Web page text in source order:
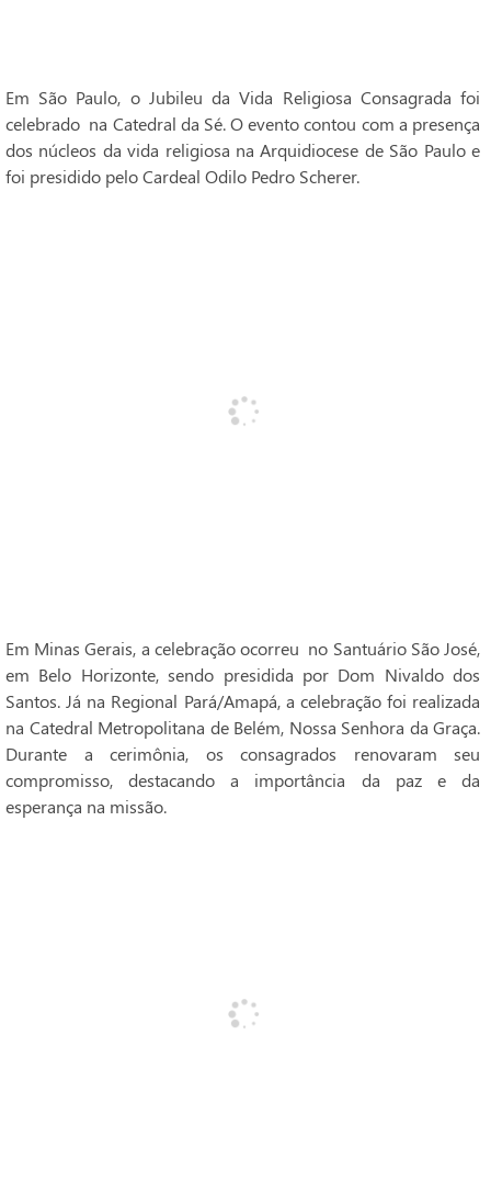
Em São Paulo, o Jubileu da Vida Religiosa Consagrada foi
celebrado na Catedral da Sé. O evento contou com a presença
dos núcleos da vida religiosa na Arquidiocese de São Paulo e
foi presidido pelo Cardeal Odilo Pedro Scherer.
Em Minas Gerais, a celebração ocorreu no Santuário São José,
em Belo Horizonte, sendo presidida por Dom Nivaldo dos
Santos. Já na Regional Pará/Amapá, a celebração foi realizada
na Catedral Metropolitana de Belém, Nossa Senhora da Graça.
Durante a cerimônia, os consagrados renovaram seu
compromisso, destacando a importância da paz e da
esperança na missão.